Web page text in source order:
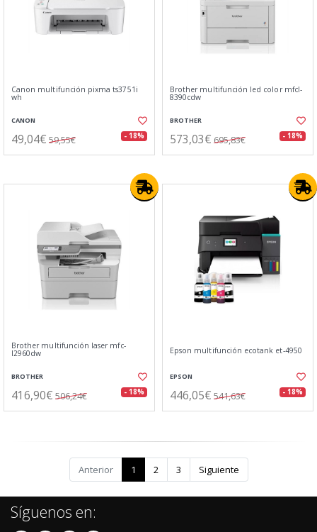
Canon multifunción pixma ts3751i
wh
CANON
49,04€ 59,55€ - 18%
Brother multifunción led color mfcl-
8390cdw
BROTHER
573,03€ 695,83€ - 18%
Brother multifunción laser mfc-
l2960dw
BROTHER
416,90€ 506,24€ - 18%
Epson multifunción ecotank et-4950
EPSON
446,05€ 541,63€ - 18%
Anterior 1 2 3 Siguiente
Síguenos en: